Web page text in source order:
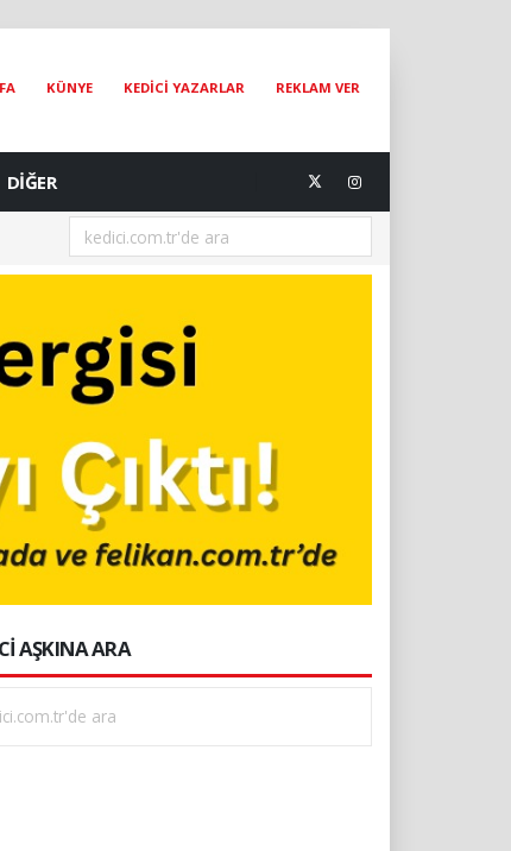
KÜNYE KEDİCİ YAZARLAR REKLAM VER
DİĞER
[05.08.2026] KEDİ REFAHINDA YENİ BİR DÖNEM: SECURECAT
AŞKINA ARA